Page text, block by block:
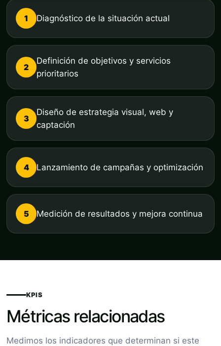
1 Diagnóstico de la situación actual
2
Definición de objetivos y servicios
prioritarios
3
Diseño de estrategia visual, web y
captación
4 Lanzamiento de campañas y optimización
5 Medición de resultados y mejora continua
KPIS
Métricas relacionadas
Medimos los indicadores que determinan si este